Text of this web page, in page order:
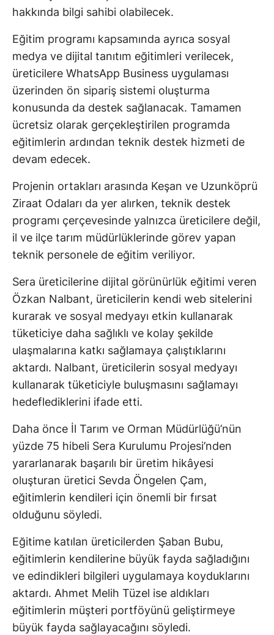
hakkında bilgi sahibi olabilecek.
Eğitim programı kapsamında ayrıca sosyal
medya ve dijital tanıtım eğitimleri verilecek,
üreticilere WhatsApp Business uygulaması
üzerinden ön sipariş sistemi oluşturma
konusunda da destek sağlanacak. Tamamen
ücretsiz olarak gerçekleştirilen programda
eğitimlerin ardından teknik destek hizmeti de
devam edecek.
Projenin ortakları arasında Keşan ve Uzunköprü
Ziraat Odaları da yer alırken, teknik destek
programı çerçevesinde yalnızca üreticilere değil,
il ve ilçe tarım müdürlüklerinde görev yapan
teknik personele de eğitim veriliyor.
Sera üreticilerine dijital görünürlük eğitimi veren
Özkan Nalbant, üreticilerin kendi web sitelerini
kurarak ve sosyal medyayı etkin kullanarak
tüketiciye daha sağlıklı ve kolay şekilde
ulaşmalarına katkı sağlamaya çalıştıklarını
aktardı. Nalbant, üreticilerin sosyal medyayı
kullanarak tüketiciyle buluşmasını sağlamayı
hedeflediklerini ifade etti.
Daha önce İl Tarım ve Orman Müdürlüğü’nün
yüzde 75 hibeli Sera Kurulumu Projesi’nden
yararlanarak başarılı bir üretim hikâyesi
oluşturan üretici Sevda Öngelen Çam,
eğitimlerin kendileri için önemli bir fırsat
olduğunu söyledi.
Eğitime katılan üreticilerden Şaban Bubu,
eğitimlerin kendilerine büyük fayda sağladığını
ve edindikleri bilgileri uygulamaya koyduklarını
aktardı. Ahmet Melih Tüzel ise aldıkları
eğitimlerin müşteri portföyünü geliştirmeye
büyük fayda sağlayacağını söyledi.